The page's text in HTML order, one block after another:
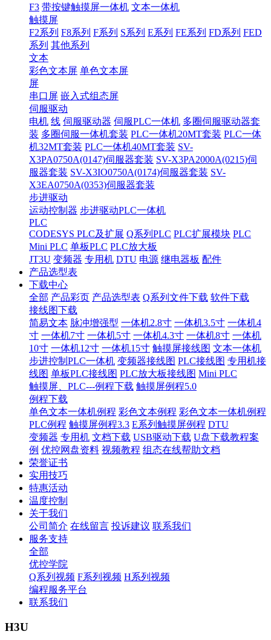
F3 带按键触摸屏一体机 文本一体机
触摸屏
F2系列 F8系列 F系列 S系列 E系列 FE系列 FD系列 FED
系列 其他系列
文本
彩色文本屏 单色文本屏
屏
串口屏 嵌入式组态屏
伺服驱动
电机 线 伺服驱动器 伺服PLC一体机 多圈伺服驱动器套
装 多圈伺服一体机套装 PLC一体机20MT套装 PLC一体
机32MT套装 PLC一体机40MT套装 SV-
X3PA0750A(0147)伺服器套装 SV-X3PA2000A(0215)伺
服器套装 SV-X3IO0750A(0174)伺服器套装 SV-
X3EA0750A(0353)伺服器套装
步进驱动
运动控制器 步进驱动PLC一体机
PLC
CODESYS PLC及扩展 Q系列PLC PLC扩展模块 PLC
Mini PLC 单板PLC PLC放大板
JT3U 变频器 专用机 DTU 电源 继电器板 配件
产品选型表
下载中心
全部 产品彩页 产品选型表 Q系列文件下载 软件下载
接线图下载
简易文本 脉冲增强型 一体机2.8寸 一体机3.5寸 一体机4
寸 一体机7寸 一体机5寸 一体机4.3寸 一体机8寸 一体机
10寸 一体机12寸 一体机15寸 触摸屏接线图 文本一体机
步进控制PLC一体机 变频器接线图 PLC接线图 专用机接
线图 单板PLC接线图 PLC放大板接线图 Mini PLC
触摸屏、PLC---例程下载 触摸屏例程5.0
例程下载
单色文本一体机例程 彩色文本例程 彩色文本一体机例程
PLC例程 触摸屏例程3.3 E系列触摸屏例程 DTU
变频器 专用机 文档下载 USB驱动下载 U盘下载教程案
例 优控网盘资料 视频教程 组态在线帮助文档
荣誉证书
实用技巧
特惠活动
温度控制
关于我们
公司简介 在线留言 投诉建议 联系我们
服务支持
全部
优控学院
Q系列视频 F系列视频 H系列视频
编程服务平台
联系我们
H3U